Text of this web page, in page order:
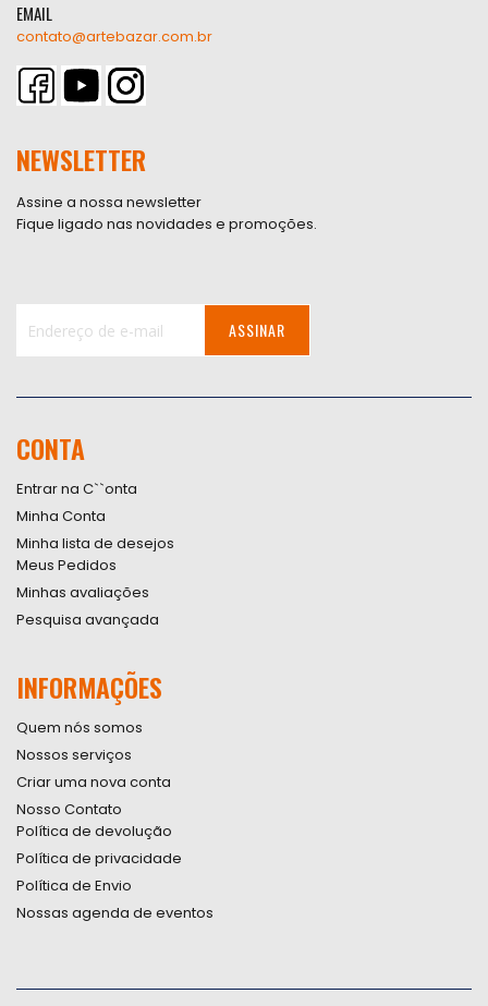
EMAIL
contato@artebazar.com.br
NEWSLETTER
Assine a nossa newsletter
Fique ligado nas novidades e promoções.
Newsletter:
ASSINAR
CONTA
Entrar na C``onta
Minha Conta
Minha lista de desejos
Meus Pedidos
Minhas avaliações
Pesquisa avançada
INFORMAÇÕES
Quem nós somos
Nossos serviços
Criar uma nova conta
Nosso Contato
Política de devolução
Política de privacidade
Política de Envio
Nossas agenda de eventos